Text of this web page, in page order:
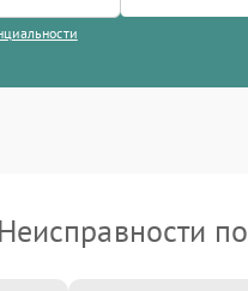
Неисправности